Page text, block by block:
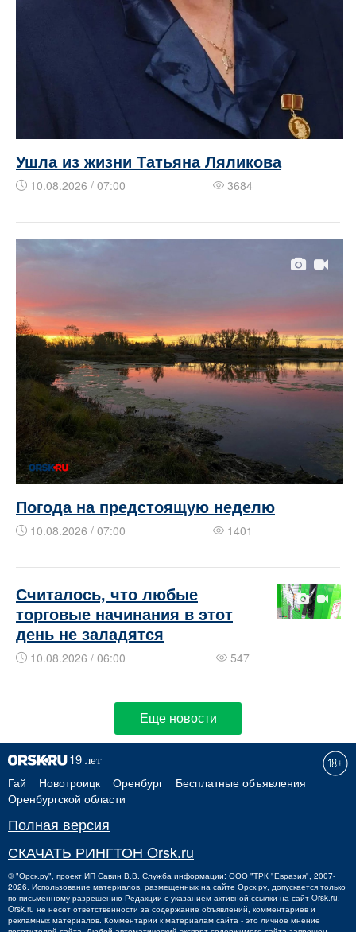
Ушла из жизни Татьяна Ляликова
10.08.2026 / 07:00 3684
Погода на предстоящую неделю
10.08.2026 / 07:00 1401
​​​​Считалось, что любые
торговые начинания в этот
день не заладятся
10.08.2026 / 06:00 547
Еще новости
Гай Новотроицк Оренбург
Бесплатные объявления
Оренбургской области
Полная версия
СКАЧАТЬ РИНГТОН Orsk.ru
©"Орск.ру" , проект ИП Савин В.В. Служба информации: ООО "ТРК "Евразия", 2007-
2026. Использование материалов, размещенных на сайте Орск.ру, допускается только
по письменному разрешению Редакции с указанием активной ссылки на сайт Orsk.ru.
Orsk.ru не несет ответственности за содержание объявлений, комментариев и
рекламных материалов. Комментарии к материалам сайта - это личное мнение